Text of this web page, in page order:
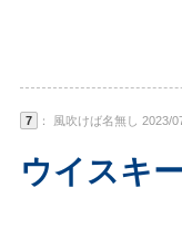
7 ： 風吹けば名無し 2023/
ウイスキ